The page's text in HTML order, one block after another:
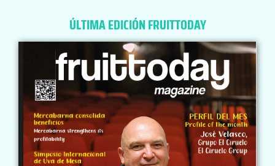
ÚLTIMA EDICIÓN FRUITTODAY